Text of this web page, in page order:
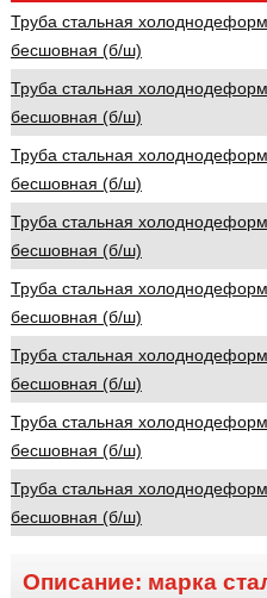
Труба стальная
бесшовная (б/ш)
Труба стальная
бесшовная (б/ш)
Труба стальная
бесшовная (б/ш)
Труба стальная
бесшовная (б/ш)
Труба стальная
бесшовная (б/ш)
Труба стальная
бесшовная (б/ш)
Труба стальная
бесшовная (б/ш)
Труба стальная
бесшовная (б/ш)
Описание: марка